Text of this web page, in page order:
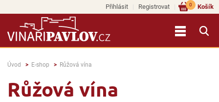
Přihlásit Registrovat Košík
0
Úvod E-shop Růžová vína
Růžová vína